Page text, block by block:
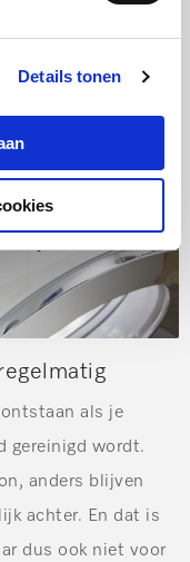
Details tonen
je wasgoed en je
als je
gereinigd wordt.
anders blijven
achter. En dat is
dus ook niet voor